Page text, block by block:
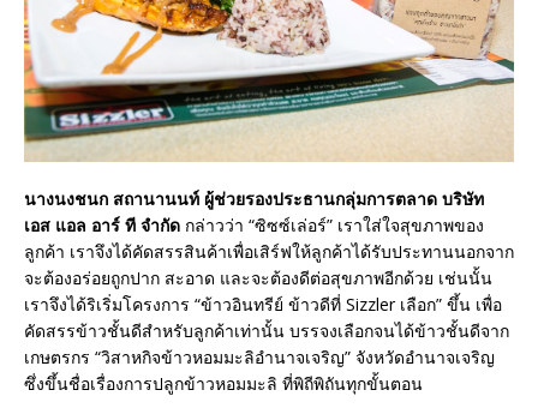
นางนงชนก สถานานนท์ ผู้ช่วยรองประธานกลุ่มการตลาด บริษัท
เอส แอล อาร์ ที จำกัด กล่าวว่า “ซิซซ์เล่อร์” เราใส่ใจสุขภาพของ
ลูกค้า เราจึงได้คัดสรรสินค้าเพื่อเสิร์ฟให้ลูกค้าได้รับประทานนอกจาก
จะต้องอร่อยถูกปาก สะอาด และจะต้องดีต่อสุขภาพอีกด้วย เช่นนั้น
เราจึงได้ริเริ่มโครงการ “ข้าวอินทรีย์ ข้าวดีที่ Sizzler เลือก” ขึ้น เพื่อ
คัดสรรข้าวชั้นดีสำหรับลูกค้าเท่านั้น บรรจงเลือกจนได้ข้าวชั้นดีจาก
เกษตรกร “วิสาหกิจข้าวหอมมะลิอำนาจเจริญ” จังหวัดอำนาจเจริญ
ซึ่งขึ้นชื่อเรื่องการปลูกข้าวหอมมะลิ ที่พิถีพิถันทุกขั้นตอน